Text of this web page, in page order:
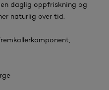
daglig oppfriskning og
naturlig over tid.